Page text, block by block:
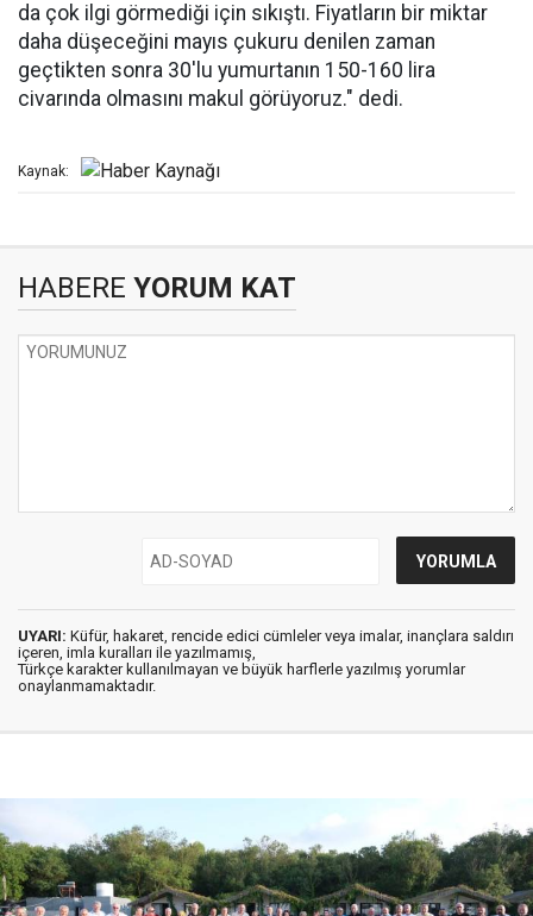
da çok ilgi görmediği için sıkıştı. Fiyatların bir miktar
daha düşeceğini mayıs çukuru denilen zaman
geçtikten sonra 30'lu yumurtanın 150-160 lira
civarında olmasını makul görüyoruz." dedi.
Kaynak:
HABERE YORUM KAT
UYARI: Küfür, hakaret, rencide edici cümleler veya imalar, inançlara saldırı
içeren, imla kuralları ile yazılmamış,
Türkçe karakter kullanılmayan ve büyük harflerle yazılmış yorumlar
onaylanmamaktadır.